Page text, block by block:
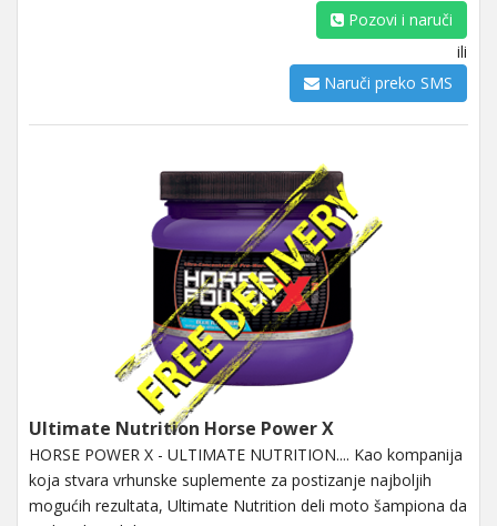
Pozovi i naruči
ili
Naruči preko SMS
Ultimate Nutrition Horse Power X
HORSE POWER X - ULTIMATE NUTRITION.... Kao kompanija
koja stvara vrhunske suplemente za postizanje najboljih
mogućih rezultata, Ultimate Nutrition deli moto šampiona da